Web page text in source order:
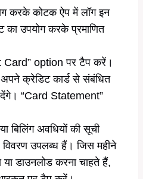
करके कोटक ऐप में लॉग इन
का उपयोग करके प्रमाणित
option पर टैप करें।
क्रेडिट कार्ड से संबंधित
देंगे। “Card Statement”
बिलिंग अवधियों की सूची
विवरण उपलब्ध हैं। जिस महीने
डाउनलोड करना चाहते हैं,